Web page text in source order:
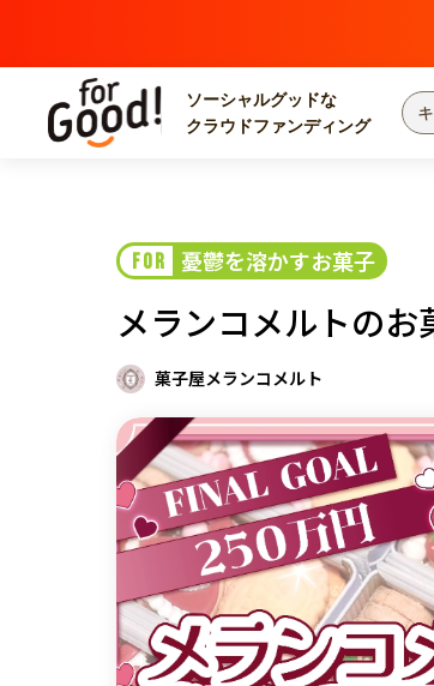
ソーシャルグッドな
クラウドファンディング
カテゴリーからさがす
災害
地域からさがす
関東
中部
中国
四国
九州
FOR 憂鬱を溶かすお菓子
メランコメルトの
菓子屋メランコメルト